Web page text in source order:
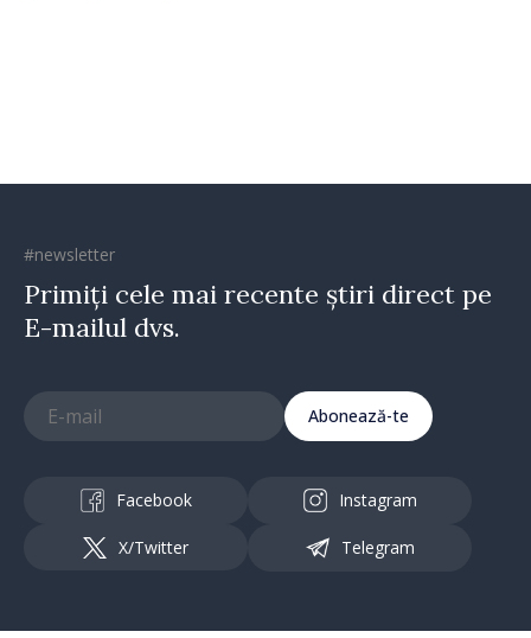
#newsletter
Primiți cele mai recente știri direct pe
E-mailul dvs.
Abonează-te
Facebook Instagram
X/Twitter Telegram